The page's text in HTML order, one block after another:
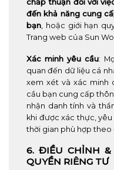
chấp thuận đối với
đến khả năng cung
bạn , hoặc giới hạn
Trang web của Sun
Xác minh yêu cầu:
quan đến dữ liệu cá
xem xét và xác minh
cầu bạn cung cấp
nhận danh tính và
khi được xác thực,
thời gian phù hợp theo
6. ĐIỀU CHỈNH &
QUYỀN RIÊNG TƯ